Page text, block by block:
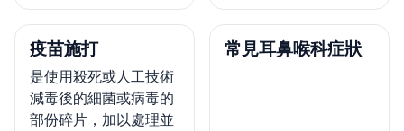
疫苗施打
是使用殺死或人工技術
減毒後的細菌或病毒的
部份碎片，加以處理並
常見耳鼻喉科症狀